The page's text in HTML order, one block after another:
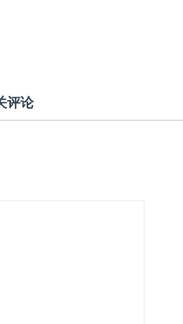
评论